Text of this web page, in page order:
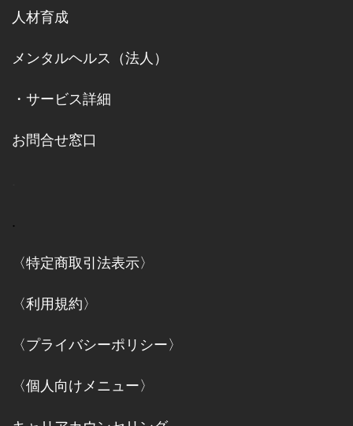
人材育成
メンタルヘルス（法人）
・ サービス詳細
お問合せ窓口
.
〈特定商取引法表示〉
〈利用規約〉
〈プライバシーポリシー〉
〈個人向けメニュー〉